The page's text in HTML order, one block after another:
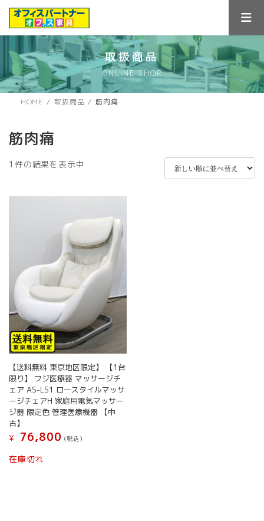
ス
キ
ン
に
取扱商品
ONLINE SHOP
HOME 取扱商品 筋肉痛
筋肉痛
1件の結果を表示中
【送料無料 東京地区限定】 【1台
限り】 フジ医療器 マッサージチ
ェア AS-LS1 ロースタイルマッサ
ージチェアH 家庭用電気マッサー
ジ器 限定色 管理医療機器 【中
古】
¥
76,800 (税込）
在庫切れ